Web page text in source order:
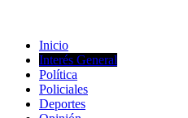
Inicio
Interés General
Política
Policiales
Deportes